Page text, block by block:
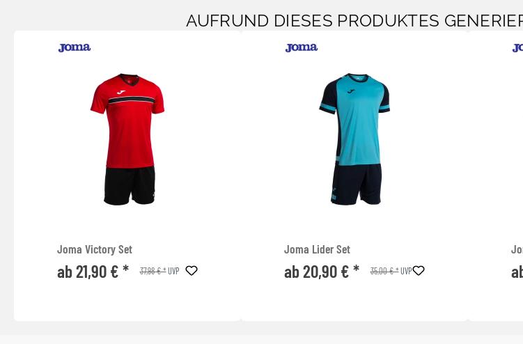
AUFRUND DIESES PRODUKTES
Joma Victory Set
ab 21,90 € * 37,98 € *UVP
Joma Lider Set
ab 20,90 € * 35,00 € *UVP